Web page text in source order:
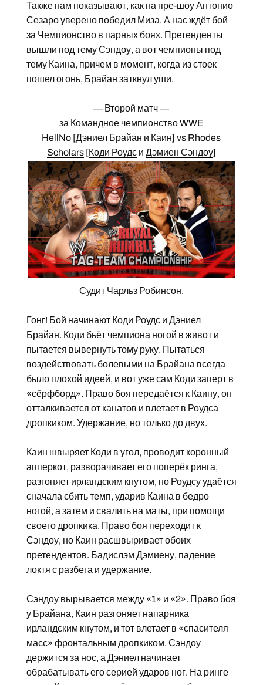
Также нам показывают, как на пре-шоу Антонио
Сезаро уверено победил Миза. А нас ждёт бой
за Чемпионство в парных боях. Претенденты
вышли под тему Сэндоу, а вот чемпионы под
тему Каина, причем в момент, когда из стоек
пошел огонь, Брайан заткнул уши.
— Второй матч —
за Командное чемпионство WWE
HellNo [Дэниел Брайан и Каин] vs Rhodes
Scholars[Коди Роудси Дэмиен Сэндоу]
Судит Чарльз Робинсон.
Гонг! Бой начинают Коди Роудс и Дэниел
Брайан. Коди бьёт чемпиона ногой в живот и
пытается вывернуть тому руку. Пытаться
воздействовать болевыми на Брайана всегда
было плохой идеей, и вот уже сам Коди заперт в
«сёрфборд». Право боя передаётся к Каину, он
отталкивается от канатов и влетает в Роудса
дропкиком. Удержание, но только до двух.
Каин швыряет Коди в угол, проводит коронный
апперкот, разворачивает его поперёк ринга,
разгоняет ирландским кнутом, но Роудсу удаётся
сначала сбить темп, ударив Каина в бедро
ногой, а затем и свалить на маты, при помощи
своего дропкика. Право боя переходит к
Сэндоу, но Каин расшвыривает обоих
претендентов. Бадислэм Дэмиену, падение
локтя с разбега и удержание.
Сэндоу вырывается между «1» и «2». Право боя
у Брайана, Каин разгоняет напарника
ирландским кнутом, и тот влетает в «спасителя
масс» фронтальным дропкиком. Сэндоу
держится за нос, а Дэниел начинает
обрабатывать его серией ударов ног. На ринге